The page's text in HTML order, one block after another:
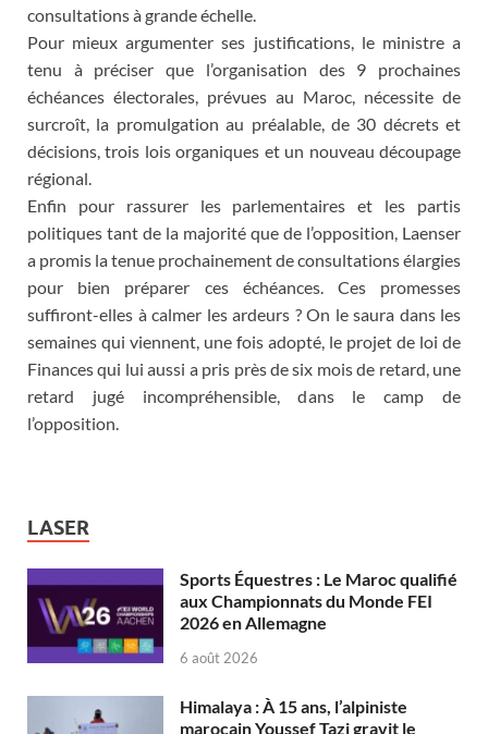
consultations à grande échelle.
Pour mieux argumenter ses justifications, le ministre a
tenu à préciser que l’organisation des 9 prochaines
échéances électorales, prévues au Maroc, nécessite de
surcroît, la promulgation au préalable, de 30 décrets et
décisions, trois lois organiques et un nouveau découpage
régional.
Enfin pour rassurer les parlementaires et les partis
politiques tant de la majorité que de l’opposition, Laenser
a promis la tenue prochainement de consultations élargies
pour bien préparer ces échéances. Ces promesses
suffiront-elles à calmer les ardeurs ? On le saura dans les
semaines qui viennent, une fois adopté, le projet de loi de
Finances qui lui aussi a pris près de six mois de retard, une
retard jugé incompréhensible, dans le camp de
l’opposition.
LASER
Sports Équestres : Le Maroc qualifié
aux Championnats du Monde FEI
2026 en Allemagne
6 août 2026
Himalaya : À 15 ans, l’alpiniste
marocain Youssef Tazi gravit le